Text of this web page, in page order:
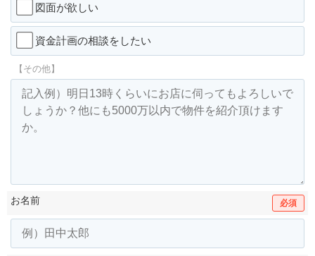
図面が欲しい
資金計画の相談をしたい
【その他】
お名前 必須